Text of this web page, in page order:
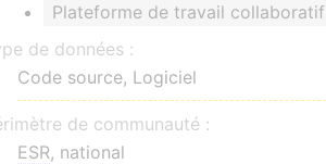
Plateforme de travail collaboratif
de données :
Code source, Logiciel
de communauté :
ESR, national